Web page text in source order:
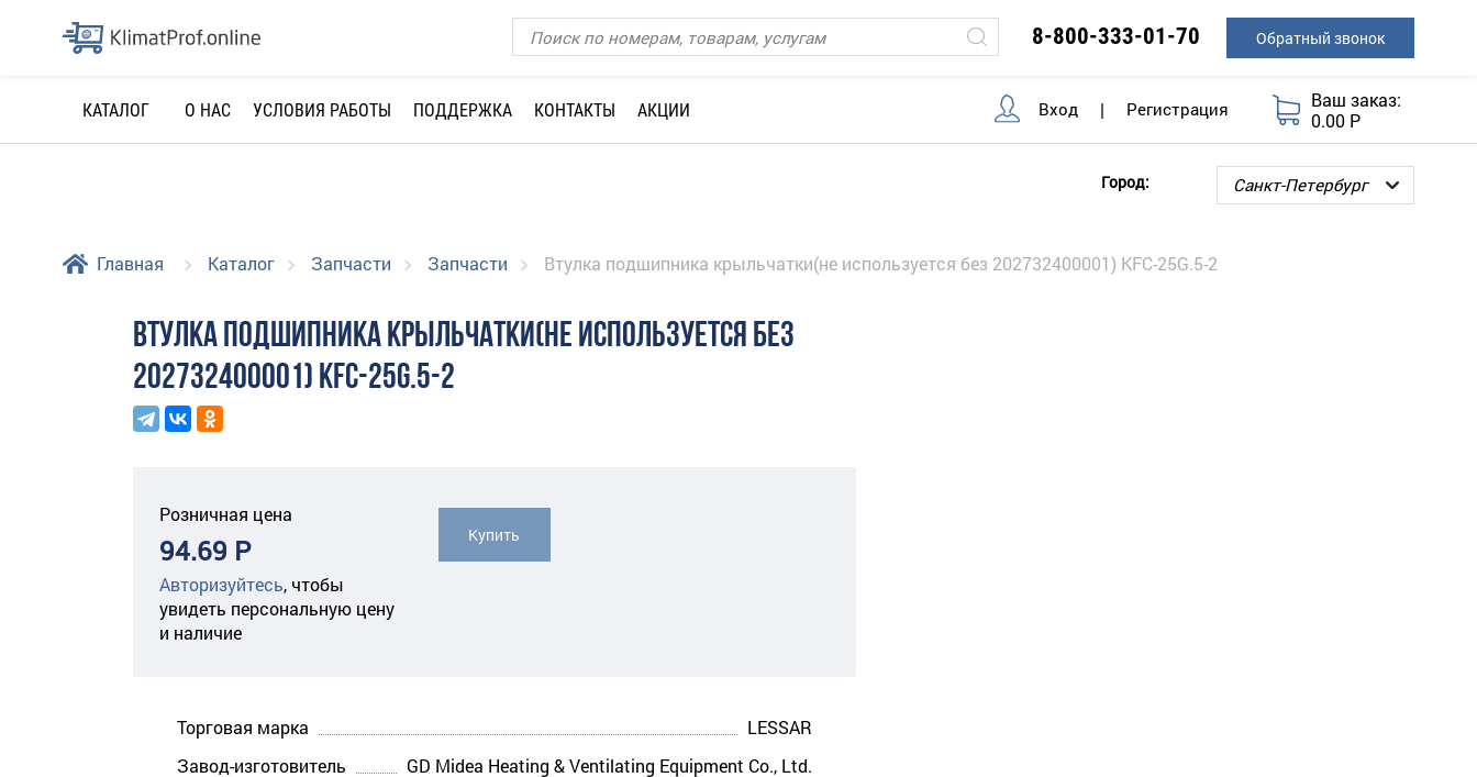
8-800-333-01-70 Обратный звонок
КАТАЛОГ О НАС УСЛОВИЯ РАБОТЫ ПОДДЕРЖКА КОНТАКТЫ АКЦИИ Вход | Регистрация
Ваш заказ:
0.00 Р
Город:
Главная Каталог Запчасти Запчасти Втулка подшипника крыльчатки(не используется без 202732400001) KFC-25G.5-2
ВТУЛКА ПОДШИПНИКА КРЫЛЬЧАТКИ(НЕ ИСПОЛЬЗУЕТСЯ БЕЗ
202732400001) KFC-25G.5-2
Розничная цена
94.69 Р
Авторизуйтесь, чтобы
увидеть персональную цену
и наличие
Купить
Торговая марка
LESSAR
Завод-изготовитель
GD Midea Heating & Ventilating Equipment Co., Ltd.